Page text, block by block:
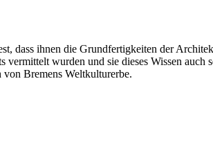
dass ihnen die Grundfertigkeiten der
wurden und sie dieses Wissen
von Bremens Weltkulturerbe.